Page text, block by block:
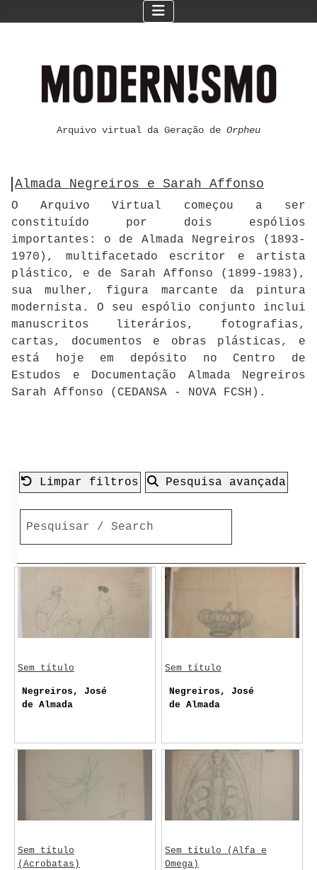
Arquivo virtual da Geração de Orpheu
Almada Negreiros e Sarah Affonso
O Arquivo Virtual começou a ser
constituído por dois espólios
importantes: o de Almada Negreiros (1893-
1970), multifacetado escritor e artista
plástico, e de Sarah Affonso (1899-1983),
sua mulher, figura marcante da pintura
modernista. O seu espólio conjunto inclui
manuscritos literários, fotografias,
cartas, documentos e obras plásticas, e
está hoje em depósito no Centro de
Estudos e Documentação Almada Negreiros
Sarah Affonso (CEDANSA - NOVA FCSH).
Limpar filtros Pesquisa avançada
Sem título
Negreiros, José
de Almada
Sem título
Negreiros, José
de Almada
Sem título
(Acrobatas)
Sem título (Alfa e
Omega)